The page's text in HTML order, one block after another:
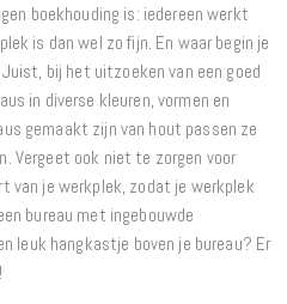
boekhouding is: iedereen werkt
is dan wel zo fijn. En waar begin je
bij het uitzoeken van een goed
in diverse kleuren, vormen en
gemaakt zijn van hout passen ze
Vergeet ook niet te zorgen voor
van je werkplek, zodat je werkplek
bureau met ingebouwde
leuk hangkastje boven je bureau? Er